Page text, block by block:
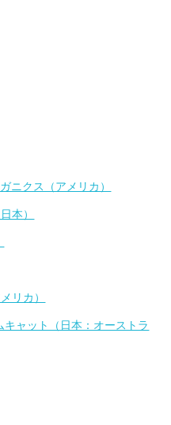
ニクス（アメリカ）
本）
リカ）
キャット（日本：オーストラ